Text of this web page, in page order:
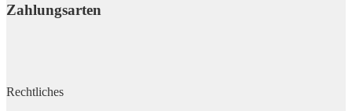
Zahlungsarten
Rechtliches